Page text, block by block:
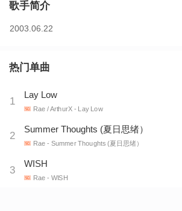
歌手简介
2003.06.22
热门单曲
1
Lay Low
Rae / ArthurX - Lay Low
2
Summer Thoughts (夏日思绪）
Rae - Summer Thoughts (夏日思绪）
3
WISH
Rae - WISH